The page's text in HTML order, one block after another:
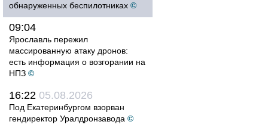
обнаруженных беспилотниках ©
09:04
Ярославль пережил
массированную атаку дронов:
есть информация о возгорании на
НПЗ ©
16:22 05.08.2026
Под Екатеринбургом взорван
гендиректор Уралдронзавода ©